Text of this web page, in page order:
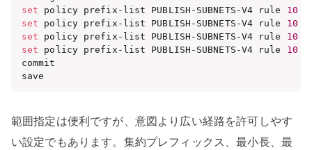
set policy prefix-list PUBLISH-SUBNETS-V4 rule 10
set policy prefix-list PUBLISH-SUBNETS-V4 rule 10
set policy prefix-list PUBLISH-SUBNETS-V4 rule 10
set policy prefix-list PUBLISH-SUBNETS-V4 rule 10
commit
save
範囲指定は便利ですが、意図より広い経路を許可しやす
い設定でもあります。集約プレフィックス、最小長、最